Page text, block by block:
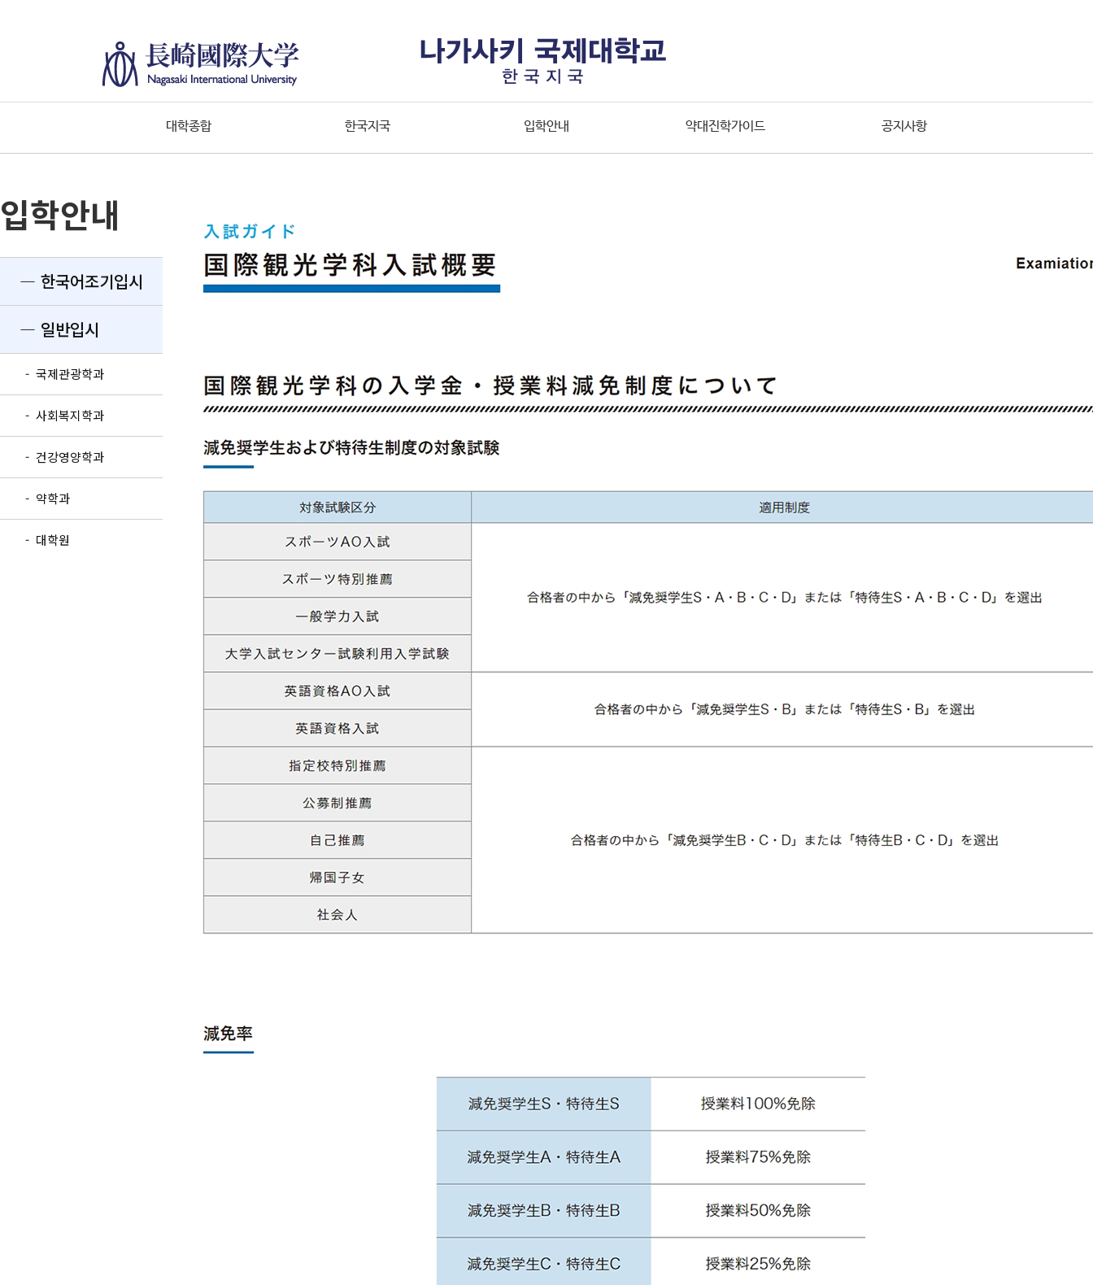
대학종합 한국지국 입학안내 약대진학가이드 공지사항
입학안내
― 한국어조기입시
― 일반입시
- 국제관광학과
- 사회복지학과
- 건강영양학과
- 약학과
- 대학원